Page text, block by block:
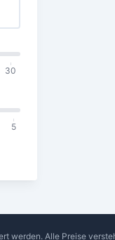
30
5
werden. Alle Preise